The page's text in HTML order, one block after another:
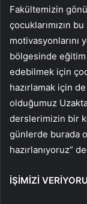
Fakültemizin
çocuklarımızın
motivasyonlarını
bölgesinde
edebilmek için
hazırlamak için
olduğumuz
derslerimizin bir
günlerde burada
hazırlanıyoruz”
İŞİMİZİ